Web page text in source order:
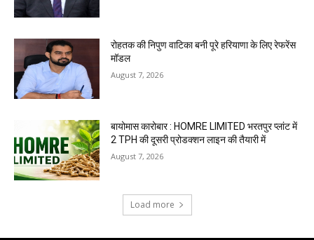
रोहतक की निपुण वाटिका बनी पूरे हरियाणा के लिए रेफरेंस
मॉडल
August 7, 2026
बायोमास कारोबार : HOMRE LIMITED भरतपुर प्लांट में
2 TPH की दूसरी प्रोडक्शन लाइन की तैयारी में
August 7, 2026
Load more